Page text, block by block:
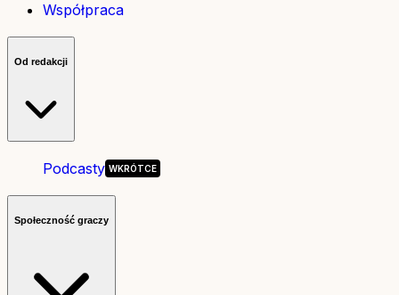
Współpraca
Od redakcji
Podcasty
Społeczność graczy